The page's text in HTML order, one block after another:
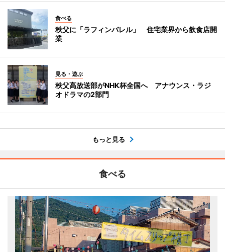
食べる
秩父に「ラフィンバレル」 住宅業界から飲食店開
業
見る・遊ぶ
秩父高放送部がNHK杯全国へ アナウンス・ラジ
オドラマの2部門
もっと見る
食べる